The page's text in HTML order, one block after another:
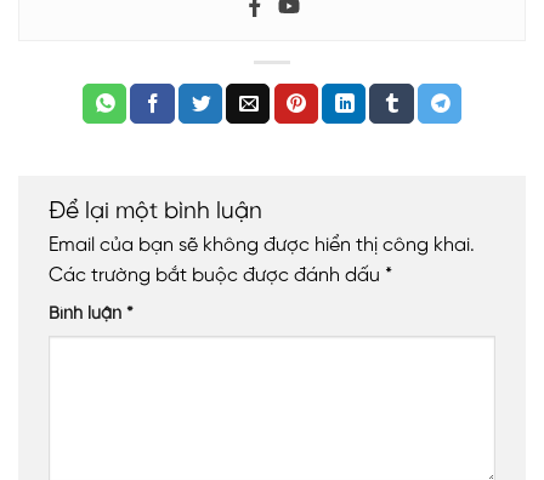
Để lại một bình luận
Email của bạn sẽ không được hiển thị công khai.
Các trường bắt buộc được đánh dấu *
Bình luận *